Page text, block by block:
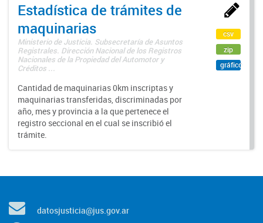
Estadística de trámites de
maquinarias
Ministerio de Justicia. Subsecretaría de Asuntos
Registrales. Dirección Nacional de los Registros
Nacionales de la Propiedad del Automotor y
Créditos ...
Cantidad de maquinarias 0km inscriptas y
maquinarias transferidas, discriminadas por
año, mes y provincia a la que pertenece el
registro seccional en el cual se inscribió el
trámite.
csv
zip
gráfico
datosjusticia@jus.gov.ar